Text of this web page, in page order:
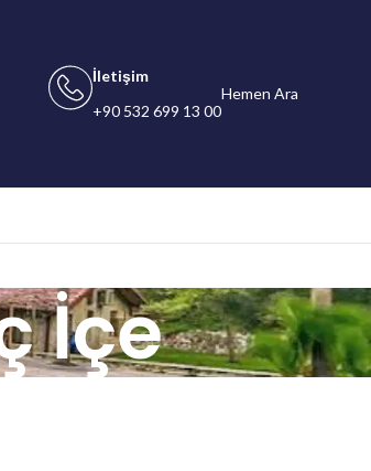
İletişim
+90 532 699 13 00
Hemen Ara
İçe